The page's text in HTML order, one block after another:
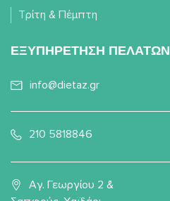
Τρίτη & Πέμπτη
ΕΞΥΠΗΡΕΤΗΣΗ ΠΕΛΑΤΩΝ
info@dietaz.gr
210 5818846
Αγ. Γεωργίου 2 &